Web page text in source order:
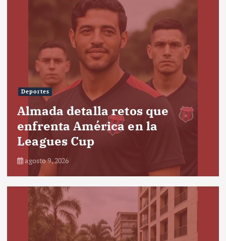
Deportes
Almada detalla retos que
enfrenta América en la
Leagues Cup
agosto 9, 2026